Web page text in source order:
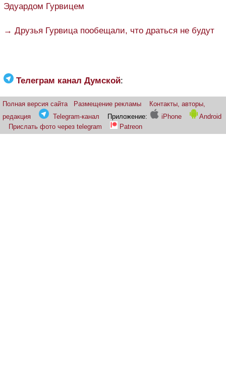
Эдуардом Гурвицем
→ Друзья Гурвица пообещали, что драться не будут
Телеграм канал Думской:
Полная версия сайта Размещение рекламы
Контакты, авторы,
редакция
Telegram-канал Приложение: iPhone
Android
Прислать фото через telegram
Patreon